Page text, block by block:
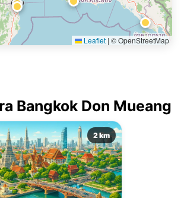
Leaflet | © OpenStreetMap
Bangkok Don Mueang
2 km